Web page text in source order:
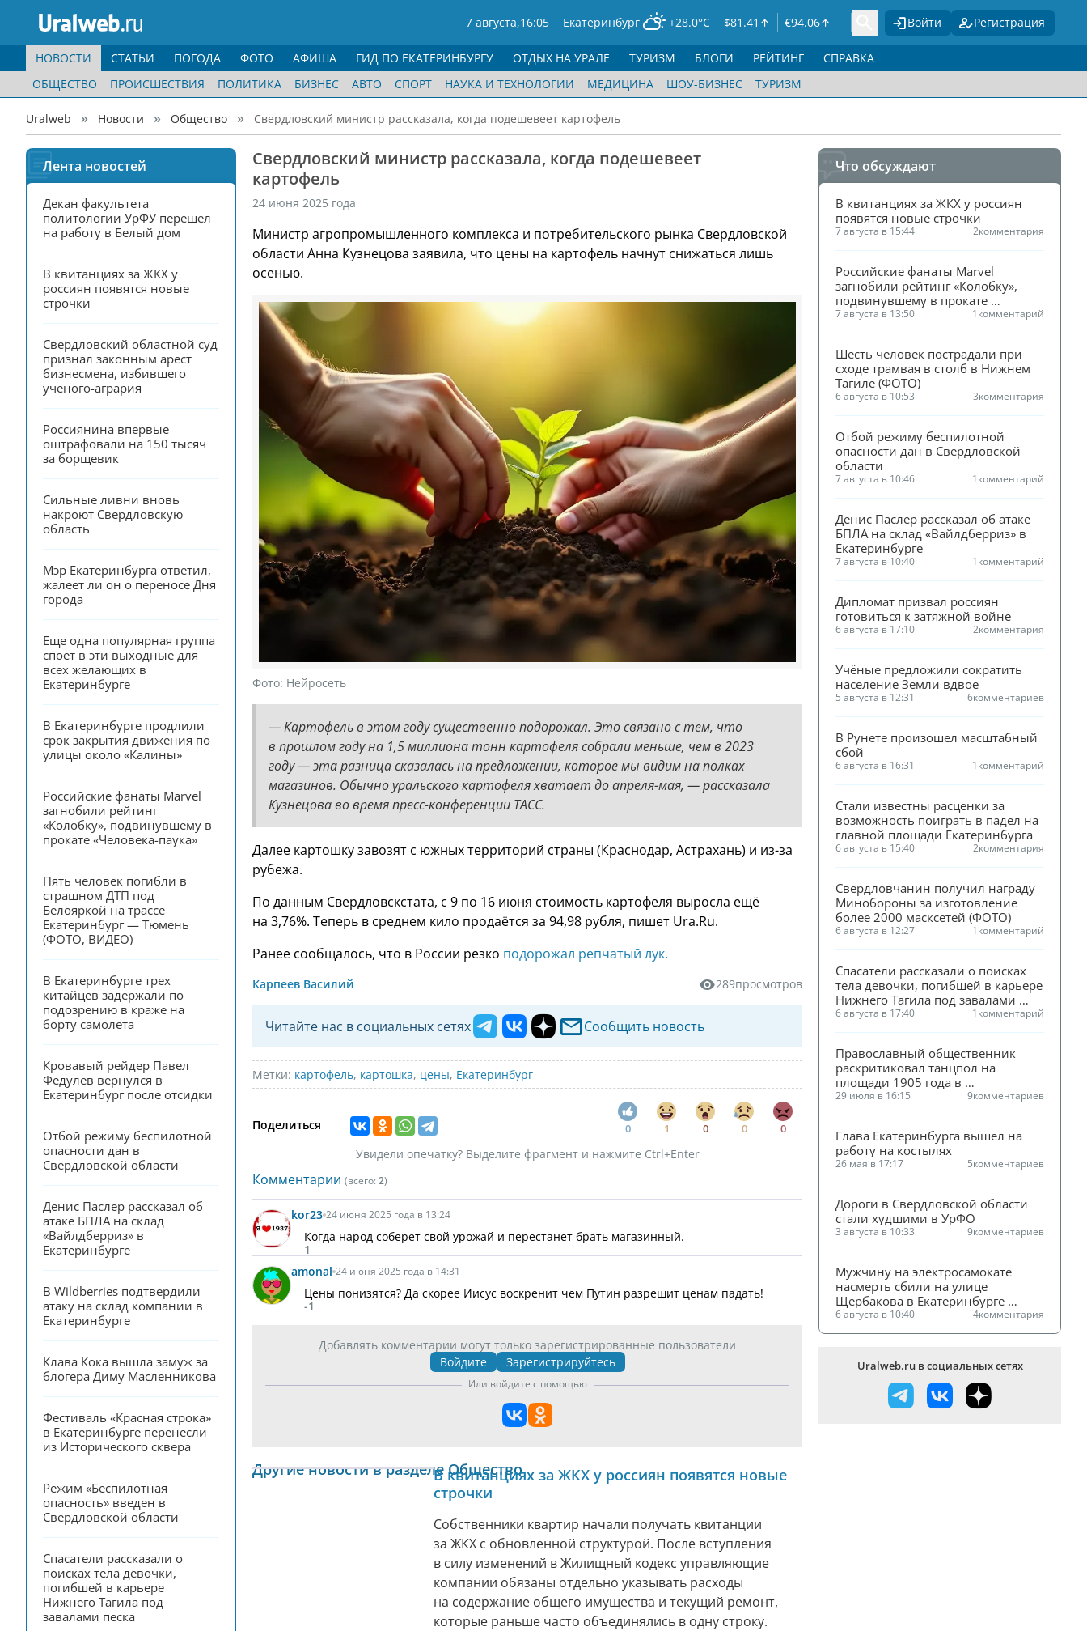
7 августа,16:05 Екатеринбург +28.0°C $81.41 €94.06 Войти Регистрация
НОВОСТИ
ОБЩЕСТВО
ПРОИСШЕСТВИЯ ПОЛИТИКА БИЗНЕС АВТО СПОРТ НАУКА И ТЕХНОЛОГИИ МЕДИЦИНА ШОУ-БИЗНЕС ТУРИЗМ
СТАТЬИ ПОГОДА ФОТО АФИША ГИД ПО ЕКАТЕРИНБУРГУ ОТДЫХ НА УРАЛЕ ТУРИЗМ БЛОГИ РЕЙТИНГ СПРАВКА
Uralweb Новости Общество Свердловский министр рассказала, когда подешевеет картофель
Лента новостей
Декан факультета
политологии УрФУ перешел
на работу в Белый дом
В квитанциях за ЖКХ у
россиян появятся новые
строчки
Свердловский областной суд
признал законным арест
бизнесмена, избившего
ученого-агрария
Россиянина впервые
оштрафовали на 150 тысяч
за борщевик
Сильные ливни вновь
накроют Свердловскую
область
Мэр Екатеринбурга ответил,
жалеет ли он о переносе Дня
города
Еще одна популярная группа
споет в эти выходные для
всех желающих в
Екатеринбурге
В Екатеринбурге продлили
срок закрытия движения по
улицы около «Калины»
Российские фанаты Marvel
загнобили рейтинг
«Колобку», подвинувшему в
прокате «Человека-паука»
Пять человек погибли в
страшном ДТП под
Белояркой на трассе
Екатеринбург — Тюмень
(ФОТО, ВИДЕО)
В Екатеринбурге трех
китайцев задержали по
подозрению в краже на
борту самолета
Кровавый рейдер Павел
Федулев вернулся в
Екатеринбург после отсидки
Отбой режиму беспилотной
опасности дан в
Свердловской области
Денис Паслер рассказал об
атаке БПЛА на склад
«Вайлдберриз» в
Екатеринбурге
В Wildberries подтвердили
атаку на склад компании в
Екатеринбурге
Клава Кока вышла замуж за
блогера Диму Масленникова
Фестиваль «Красная строка»
в Екатеринбурге перенесли
из Исторического сквера
Режим «Беспилотная
опасность» введен в
Свердловской области
Спасатели рассказали о
поисках тела девочки,
погибшей в карьере
Нижнего Тагила под
завалами песка
Свердловский министр рассказала, когда подешевеет
картофель
24 июня 2025 года
Министр агропромышленного комплекса и потребительского рынка Свердловской
области Анна Кузнецова заявила, что цены на картофель начнут снижаться лишь
осенью.
Фото: Нейросеть
— Картофель в этом году существенно подорожал. Это связано с тем, что
в прошлом году на 1,5 миллиона тонн картофеля собрали меньше, чем в 2023
году — эта разница сказалась на предложении, которое мы видим на полках
магазинов. Обычно уральского картофеля хватает до апреля-мая, — рассказала
Кузнецова во время пресс-конференции ТАСС.
Далее картошку завозят с южных территорий страны (Краснодар, Астрахань) и из-за
рубежа.
По данным Свердловскстата, с 9 по 16 июня стоимость картофеля выросла ещё
на 3,76%. Теперь в среднем кило продаётся за 94,98 рубля, пишет Ura.Ru.
Ранее сообщалось, что в России резко подорожал репчатый лук.
Карпеев Василий 289просмотров
Читайте нас в социальных сетях Сообщить новость
Метки: картофель, картошка, цены, Екатеринбург
Поделиться 0 1 0 0 0
Увидели опечатку? Выделите фрагмент и нажмите Ctrl+Enter
Комментарии (всего: 2)
kor23 24 июня 2025 года в 13:24
Когда народ соберет свой урожай и перестанет брать магазинный.
1
amonal 24 июня 2025 года в 14:31
Цены понизятся? Да скорее Иисус воскренит чем Путин разрешит ценам падать!
-1
Добавлять комментарии могут только зарегистрированные пользователи
Войдите
Зарегистрируйтесь
Или войдите с помощью
Другие новости в разделе ОбществоВ квитанциях за ЖКХ у россиян появятся новые
строчки
Собственники квартир начали получать квитанции
за ЖКХ с обновленной структурой. После вступления
в силу изменений в Жилищный кодекс управляющие
компании обязаны отдельно указывать расходы
на содержание общего имущества и текущий ремонт,
которые раньше часто объединялись в одну строку.
Что обсуждают
В квитанциях за ЖКХ у россиян
появятся новые строчки
7 августа в 15:44 2комментария
Российские фанаты Marvel
загнобили рейтинг «Колобку»,
подвинувшему в прокате
«Человека-паука»
7 августа в 13:50 1комментарий
Шесть человек пострадали при
сходе трамвая в столб в Нижнем
Тагиле (ФОТО)
6 августа в 10:53 3комментария
Отбой режиму беспилотной
опасности дан в Свердловской
области
7 августа в 10:46 1комментарий
Денис Паслер рассказал об атаке
БПЛА на склад «Вайлдберриз» в
Екатеринбурге
7 августа в 10:40 1комментарий
Дипломат призвал россиян
готовиться к затяжной войне
6 августа в 17:10 2комментария
Учёные предложили сократить
население Земли вдвое
5 августа в 12:31 6комментариев
В Рунете произошел масштабный
сбой
6 августа в 16:31 1комментарий
Стали известны расценки за
возможность поиграть в падел на
главной площади Екатеринбурга
6 августа в 15:40 2комментария
Свердловчанин получил награду
Минобороны за изготовление
более 2000 масксетей (ФОТО)
6 августа в 12:27 1комментарий
Спасатели рассказали о поисках
тела девочки, погибшей в карьере
Нижнего Тагила под завалами
песка
6 августа в 17:40 1комментарий
Православный общественник
раскритиковал танцпол на
площади 1905 года в
Екатеринбурге
29 июля в 16:15 9комментариев
Глава Екатеринбурга вышел на
работу на костылях
26 мая в 17:17 5комментариев
Дороги в Свердловской области
стали худшими в УрФО
3 августа в 10:33 9комментариев
Мужчину на электросамокате
насмерть сбили на улице
Щербакова в Екатеринбурге
(ФОТО)
6 августа в 10:40 4комментария
Uralweb.ru в социальных сетях